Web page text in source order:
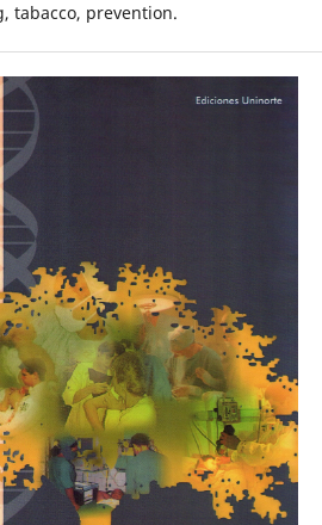
tabacco, prevention.